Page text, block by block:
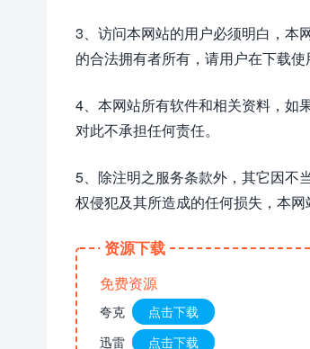
3、访问本网站的用户必须明白，本
的合法拥有者所有，请用户在下载使
4、本网站所有软件和相关资料，如
对此不承担任何责任。
5、除注明之服务条款外，其它因不
权侵犯及其所造成的任何损失，本网
资源下载
免费资源
夸克
点击下载
迅雷
点击下载